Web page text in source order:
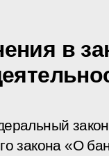
в
закона «О